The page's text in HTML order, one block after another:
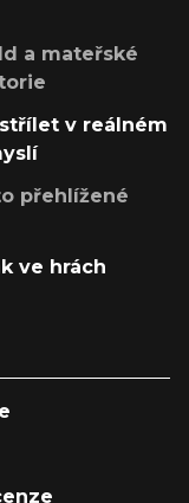
a mateřské
v reálném
přehlížené
ve hrách